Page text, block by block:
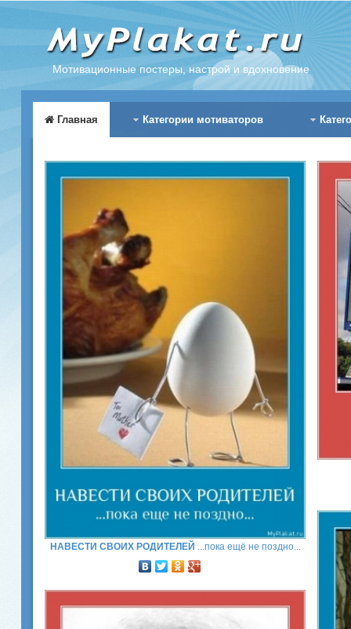
Мотивационные постеры, настрой и вдохновение
Главная Категории мотиваторов
НАВЕСТИ СВОИХ РОДИТЕЛЕЙ ...пока ещё не поздно...